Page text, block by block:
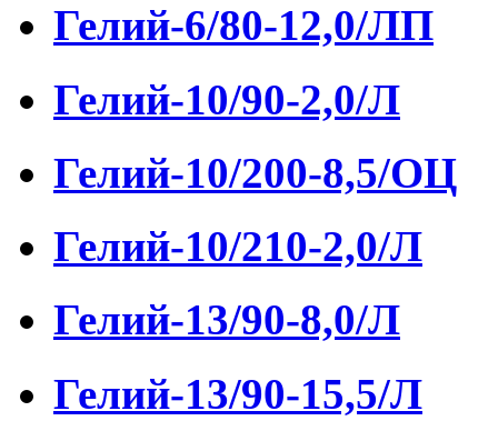
Гелий-6/80-12,0/ЛП
Гелий-10/90-2,0/Л
Гелий-10/200-8,5/ОЦ
Гелий-10/210-2,0/Л
Гелий-13/90-8,0/Л
Гелий-13/90-15,5/Л